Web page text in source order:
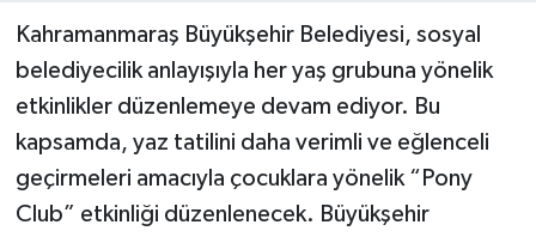
Kahramanmaraş Büyükşehir Belediyesi, sosyal
belediyecilik anlayışıyla her yaş grubuna yönelik
etkinlikler düzenlemeye devam ediyor. Bu
kapsamda, yaz tatilini daha verimli ve eğlenceli
geçirmeleri amacıyla çocuklara yönelik “Pony
Club” etkinliği düzenlenecek. Büyükşehir